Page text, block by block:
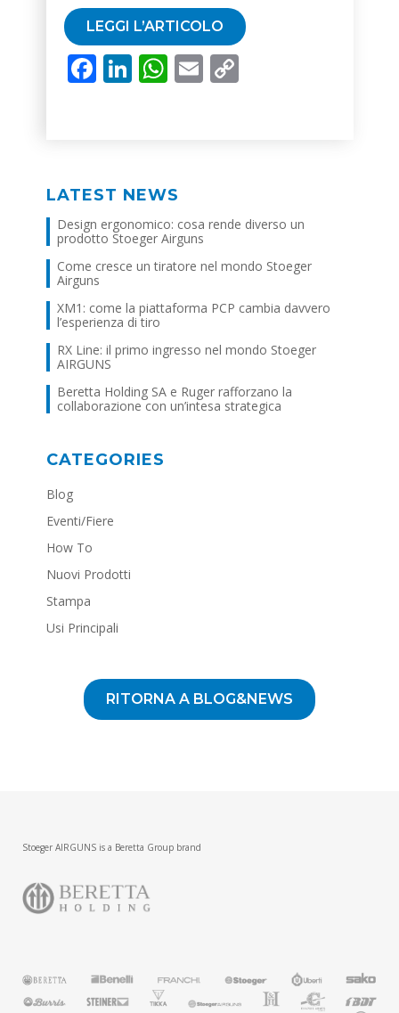
LEGGI L’ARTICOLO
Facebook
LinkedIn
WhatsApp
EmailCopy
LATEST NEWS
Design ergonomico: cosa rende diverso un
prodotto Stoeger Airguns
Come cresce un tiratore nel mondo Stoeger
Airguns
XM1: come la piattaforma PCP cambia davvero
l’esperienza di tiro
RX Line: il primo ingresso nel mondo Stoeger
AIRGUNS
Beretta Holding SA e Ruger rafforzano la
collaborazione con un’intesa strategica
CATEGORIES
Blog
Eventi/Fiere
How To
Nuovi Prodotti
Stampa
Usi Principali
RITORNA A BLOG&NEWS
Stoeger AIRGUNS is a Beretta Group brand